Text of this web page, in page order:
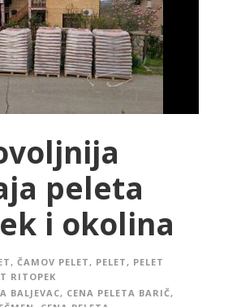
peleta
i okolina
, ČAMOV PELET, PELET, PELET
RITOPEK
BALJEVAC, CENA PELETA BARIČ,